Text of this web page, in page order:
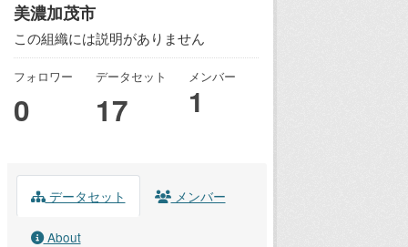
美濃加茂市
この組織には説明がありません
フォロワー
0
データセット
17
メンバー
1
データセット メンバー
About